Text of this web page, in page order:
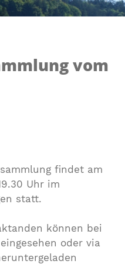
vom
findet am
Uhr im
statt.
können bei
oder via